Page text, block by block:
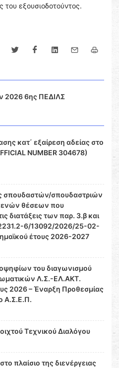
του εξουσιοδοτούντος.
2026 6ης ΠΕΔΙΛΣ
κατ΄ εξαίρεση αδείας στο
NUMBER 304678)
σπουδαστών/σπουδαστριών
θέσεων που
διατάξεις των παρ. 3.β και
6/13092/2026/25-02-
έτους 2026-2027
του διαγωνισμού
Λ.Σ.-ΕΛ.ΑΚΤ.
2026 – Έναρξη Προθεσμίας
Α.Σ.Ε.Π.
Τεχνικού Διαλόγου
πλαίσιο της διενέργειας